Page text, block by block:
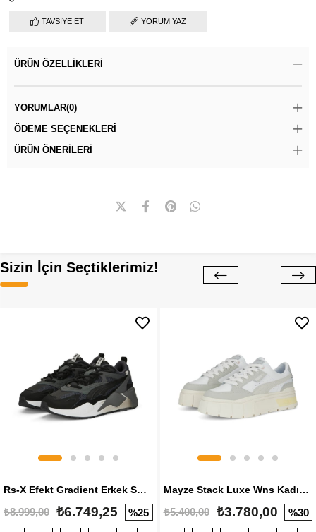
TAVSIYE ET YORUM YAZ
ÜRÜN ÖZELLIKLERI
YORUMLAR(0)
ÖDEME SEÇENEKLERI
ÜRÜN ÖNERILERI
Sizin İçin Seçtiklerimiz!
Rs-X Efekt Gradient Erkek Sneaker
₺8.999,00 ₺6.749,25 %25
Mayze Stack Luxe Wns Kadın Sneaker
₺5.400,00 ₺3.780,00 %30